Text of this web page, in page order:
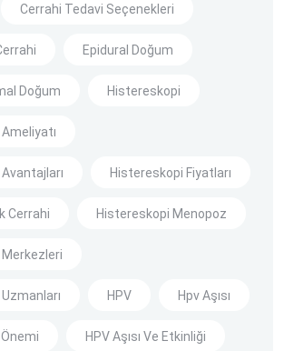
Cerrahi Tedavi Seçenekleri
Epidural Doğum
Doğum Histereskopi
Histereskopi Fiyatları
Cerrahi Histereskopi Menopoz
HPV Hpv Aşısı
Önemi HPV Aşısı Ve Etkinliği